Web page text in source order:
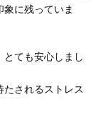
に残っていま
ても安心しまし
たされるストレス